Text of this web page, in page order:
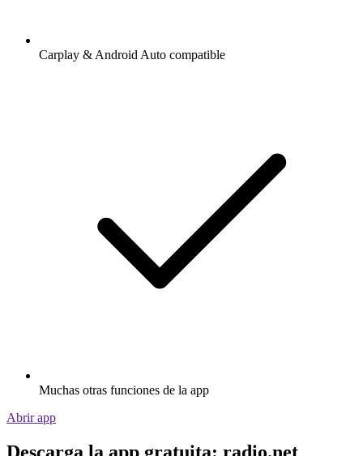
Carplay & Android Auto compatible
Muchas otras funciones de la app
Abrir app